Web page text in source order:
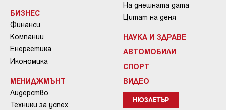
БИЗНЕС
Финанси
Компании
Енергетика
Икономика
МЕНИДЖМЪНТ
Лидерство
Техники за успех
На днешната дата
Цитат на деня
НАУКА И ЗДРАВЕ
АВТОМОБИЛИ
СПОРТ
ВИДЕО
НЮЗЛЕТЪР